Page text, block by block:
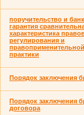
поручительство и
гарантия
характеристика
регулирования и
правоприменительной
практики
Порядок заключения
Порядок заключения
договора